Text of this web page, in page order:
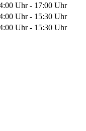
Uhr - 17:00 Uhr
Uhr - 15:30 Uhr
Uhr - 15:30 Uhr